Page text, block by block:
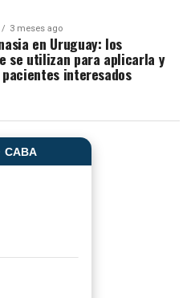
3 meses ago
en Uruguay: los
se utilizan para aplicarla y
interesados
CABA